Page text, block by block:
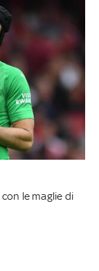
con le maglie di